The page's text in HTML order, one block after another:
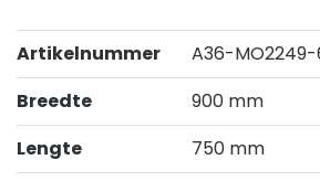
Artikelnummer
A36-
Breedte
900 mm
Lengte
750 mm